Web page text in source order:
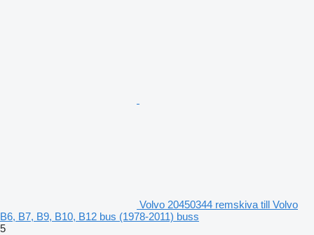
Volvo 20450344 remskiva till Volvo
B6, B7, B9, B10, B12 bus (1978-2011) buss
5